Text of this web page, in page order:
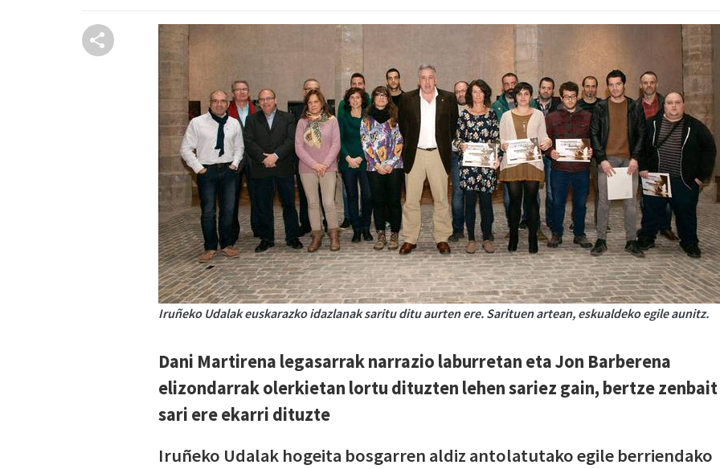
Iruñeko Udalak euskarazko idazlanak saritu ditu aurten ere. Sarituen artean, eskualdeko egile aunitz.
Dani Martirena legasarrak narrazio laburretan eta Jon Barberena
elizondarrak olerkietan lortu dituzten lehen sariez gain, bertze zenbait
sari ere ekarri dituzte
Iruñeko Udalak hogeita bosgarren aldiz antolatutako egile berriendako